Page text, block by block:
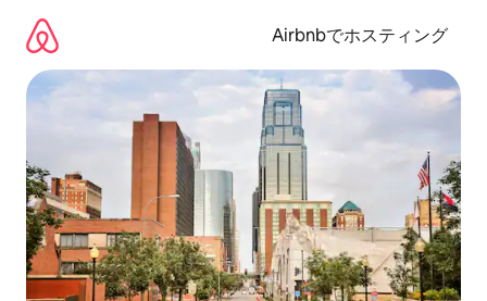
Airbnbでホスティング